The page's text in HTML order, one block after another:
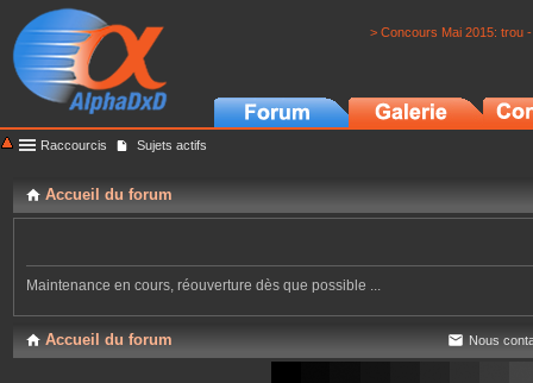
> Concours Mai 2015: trou
Raccourcis Sujets actifs
Accueil du forum
Maintenance en cours, réouverture dès que possible ...
Accueil du forum Nous